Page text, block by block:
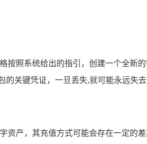
照系统给出的指引，创建一个全新
关键凭证，一旦丢失,就可能永远失去
产，其充值方式可能会存在一定的